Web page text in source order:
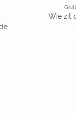
Wie zit